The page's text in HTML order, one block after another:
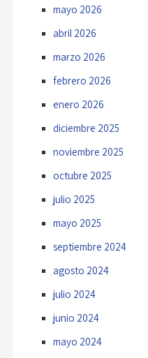
mayo 2026
abril 2026
marzo 2026
febrero 2026
enero 2026
diciembre 2025
noviembre 2025
octubre 2025
julio 2025
mayo 2025
septiembre 2024
agosto 2024
julio 2024
junio 2024
mayo 2024